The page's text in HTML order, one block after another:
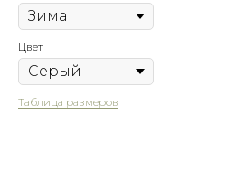
Цвет
Таблица размеров